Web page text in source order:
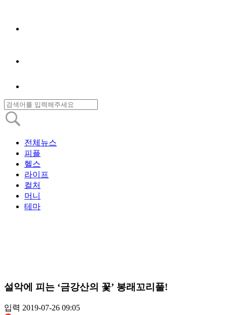
전체뉴스
피플
헬스
라이프
컬처
머니
테마
설악에 피는 ‘금강산의 꽃’ 봉래꼬리풀!
입력 2019-07-26 09:05